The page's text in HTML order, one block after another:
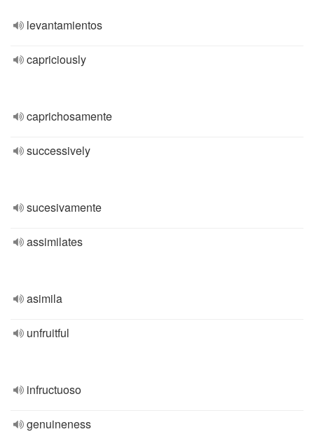
levantamientos
capriciously
caprichosamente
successively
sucesivamente
assimilates
asimila
unfruitful
infructuoso
genuineness